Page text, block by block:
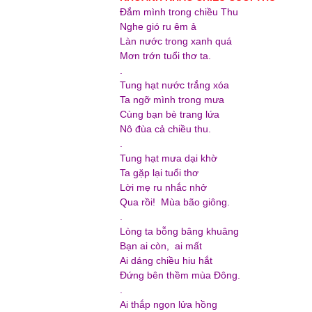
Đắm mình trong chiều Thu
Nghe gió ru êm ả
Làn nước trong xanh quá
Mơn trớn tuổi thơ ta.
Tung hạt nước trắng xóa
Ta ngỡ mình trong mưa
Cùng bạn bè trang lứa
Nô đùa cả chiều thu.
Tung hạt mưa dại khờ
Ta gặp lại tuổi thơ
Lời mẹ ru nhắc nhở
Qua rồi! Mùa bão giông.
Lòng ta bỗng bâng khuâng
Bạn ai còn, ai mất
Ai dáng chiều hiu hắt
Đứng bên thềm mùa Đông.
Ai thắp ngọn lửa hồng